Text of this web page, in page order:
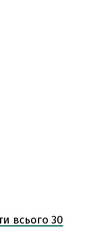
всього 30